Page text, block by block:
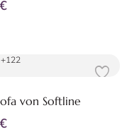
+122
von Softline